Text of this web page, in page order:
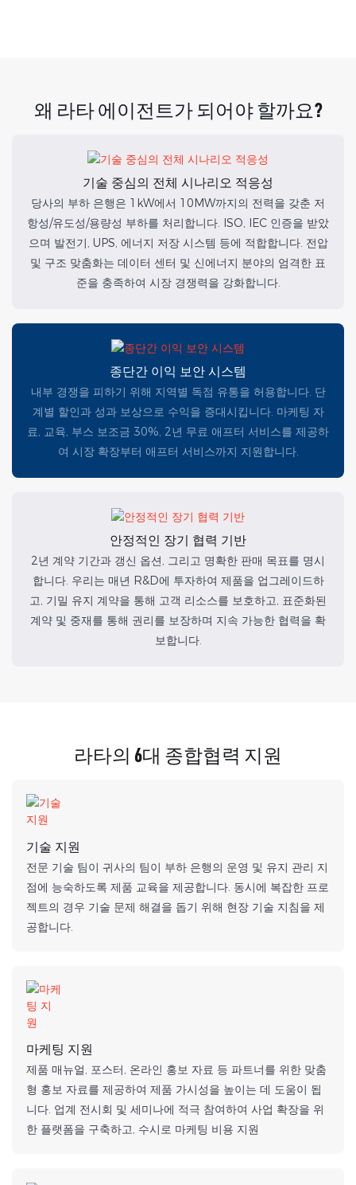
왜 라타 에이전트가 되어야 할까요?
기술 중심의 전체 시나리오 적응성
당사의 부하 은행은 1kW에서 10MW까지의 전력을 갖춘 저
항성/유도성/용량성 부하를 처리합니다. ISO, IEC 인증을 받았
으며 발전기, UPS, 에너지 저장 시스템 등에 적합합니다. 전압
및 구조 맞춤화는 데이터 센터 및 신에너지 분야의 엄격한 표
준을 충족하여 시장 경쟁력을 강화합니다.
종단간 이익 보안 시스템
내부 경쟁을 피하기 위해 지역별 독점 유통을 허용합니다. 단
계별 할인과 성과 보상으로 수익을 증대시킵니다. 마케팅 자
료, 교육, 부스 보조금 30%, 2년 무료 애프터 서비스를 제공하
여 시장 확장부터 애프터 서비스까지 지원합니다.
안정적인 장기 협력 기반
2년 계약 기간과 갱신 옵션, 그리고 명확한 판매 목표를 명시
합니다. 우리는 매년 R&D에 투자하여 제품을 업그레이드하
고, 기밀 유지 계약을 통해 고객 리소스를 보호하고, 표준화된
계약 및 중재를 통해 권리를 보장하며 지속 가능한 협력을 확
보합니다.
라타의 6대 종합협력 지원
기술 지원
전문 기술 팀이 귀사의 팀이 부하 은행의 운영 및 유지 관리 지
점에 능숙하도록 제품 교육을 제공합니다. 동시에 복잡한 프로
젝트의 경우 기술 문제 해결을 돕기 위해 현장 기술 지침을 제
공합니다.
마케팅 지원
제품 매뉴얼, 포스터, 온라인 홍보 자료 등 파트너를 위한 맞춤
형 홍보 자료를 제공하여 제품 가시성을 높이는 데 도움이 됩
니다. 업계 전시회 및 세미나에 적극 참여하여 사업 확장을 위
한 플랫폼을 구축하고, 수시로 마케팅 비용 지원